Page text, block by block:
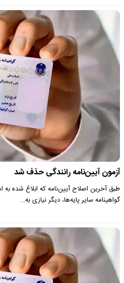
آزمون آیین‌نامه رانندگی حذف شد
گواهینامه سایر پایه‌ها، دیگر نیازی به…